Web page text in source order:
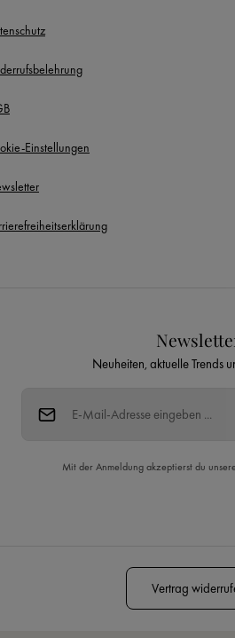
Einstellungen
Neuheiten, aktuelle Trends
Mit der Anmeldung akzeptierst du unsere
Vertrag